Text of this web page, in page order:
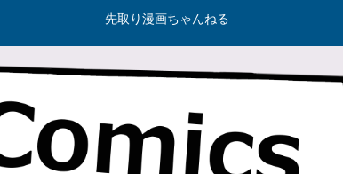
先取り漫画ちゃんねる